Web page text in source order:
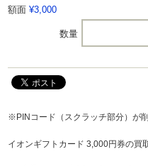
額面 ¥3,000
数量
※PINコード（スクラッチ部分）が
イオンギフトカード 3,000円券の買